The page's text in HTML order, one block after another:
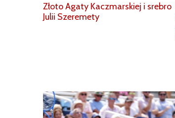
Złoto Agaty Kaczmarskiej i srebro
Julii Szeremety